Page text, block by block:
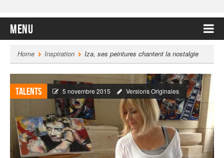
Menu
Home
Inspiration Iza, ses peintures chantent la nostalgie
Talents 5 novembre 2015 Versions Originales